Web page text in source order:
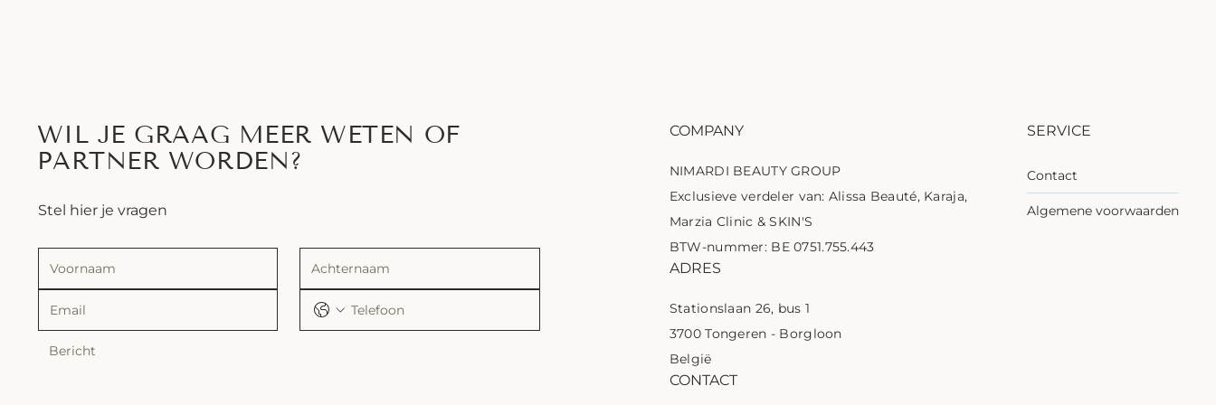
WIL JE GRAAG MEER WETEN OF
PARTNER WORDEN?
Stel hier je vragen
SERVICE
Contact
Algemene voorwaarden
COMPANY
NIMARDI BEAUTY GROUP
Exclusieve verdeler van: Alissa Beauté, Karaja,
Marzia Clinic & SKIN'S
BTW-nummer: BE 0751.755.443
ADRES
Stationslaan 26, bus 1
3700 Tongeren - Borgloon
België
CONTACT